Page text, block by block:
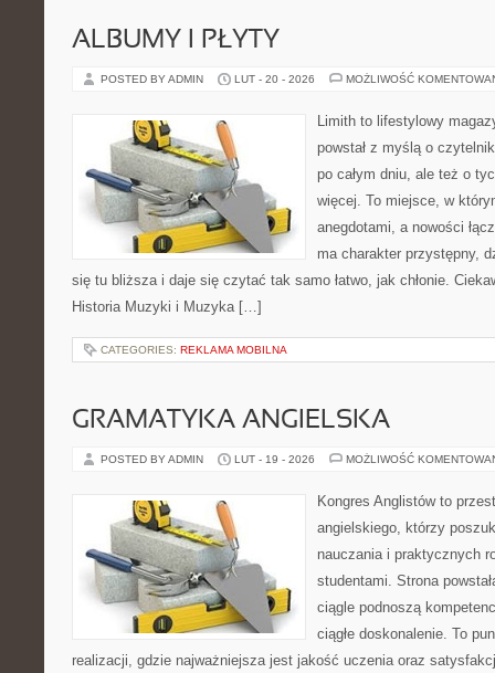
ALBUMY I PŁYTY
POSTED BY ADMIN LUT - 20 - 2026 MOŻLIWOŚĆ
Limith to lifestylowy
powstał z myślą o
po całym dniu, ale też o
więcej. To miejsce, w
anegdotami, a nowości
ma charakter przystępny,
się tu bliższa i daje się czytać tak samo łatwo, jak chłonie.
Historia Muzyki i Muzyka […]
CATEGORIES: REKLAMA MOBILNA
GRAMATYKA ANGIELSKA
POSTED BY ADMIN LUT - 19 - 2026 MOŻLIWOŚĆ
Kongres Anglistów to
angielskiego, którzy
nauczania i praktycznych
studentami. Strona
ciągle podnoszą
ciągłe doskonalenie. To
realizacji, gdzie najważniejsza jest jakość uczenia oraz